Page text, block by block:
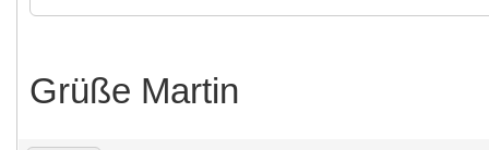
Grüße Martin